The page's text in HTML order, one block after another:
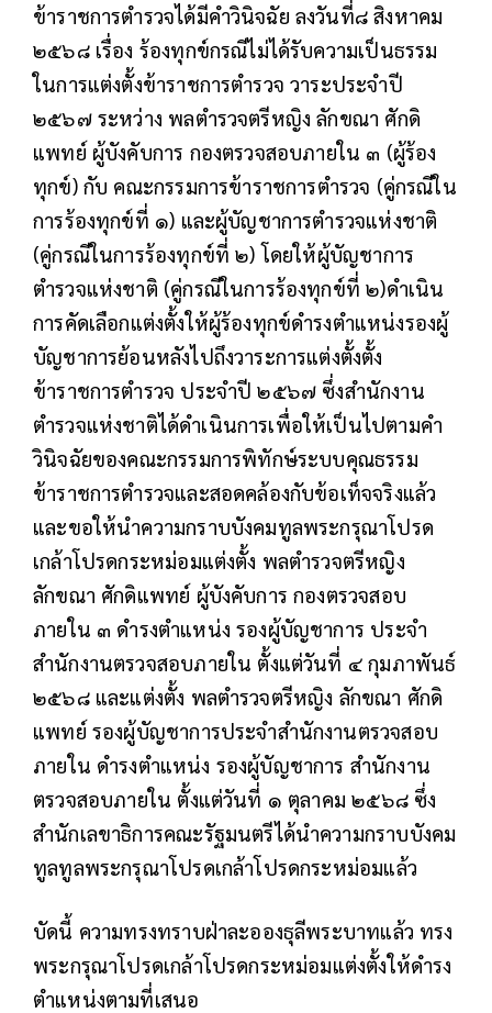
ข้าราชการตำรวจได้มีคำวินิจฉัย ลงวันที่๘ สิงหาคม
๒๕๖๘ เรื่อง ร้องทุกข์กรณีไม่ได้รับความเป็นธรรม
ในการแต่งตั้งข้าราชการตำรวจ วาระประจำปี
๒๕๖๗ ระหว่าง พลตำรวจตรีหญิง ลักขณา ศักดิ
แพทย์ ผู้บังคับการ กองตรวจสอบภายใน ๓ (ผู้ร้อง
ทุกข์) กับ คณะกรรมการข้าราชการตำรวจ (คู่กรณีใน
การร้องทุกข์ที่ ๑) และผู้บัญชาการตำรวจแห่งชาติ
(คู่กรณีในการร้องทุกข์ที่ ๒) โดยให้ผู้บัญชาการ
ตำรวจแห่งชาติ (คู่กรณีในการร้องทุกข์ที่ ๒)ดำเนิน
การคัดเลือกแต่งตั้งให้ผู้ร้องทุกข์ดำรงตำแหน่งรองผู้
บัญชาการย้อนหลังไปถึงวาระการแต่งตั้งตั้ง
ข้าราชการตำรวจ ประจำปี ๒๕๖๗ ซึ่งสำนักงาน
ตำรวจแห่งชาติได้ดำเนินการเพื่อให้เป็นไปตามคำ
วินิจฉัยของคณะกรรมการพิทักษ์ระบบคุณธรรม
ข้าราชการตำรวจและสอดคล้องกับข้อเท็จจริงแล้ว
และขอให้นำความกราบบังคมทูลพระกรุณาโปรด
เกล้าโปรดกระหม่อมแต่งตั้ง พลตำรวจตรีหญิง
ลักขณา ศักดิแพทย์ ผู้บังคับการ กองตรวจสอบ
ภายใน ๓ ดำรงตำแหน่ง รองผู้บัญชาการ ประจำ
สำนักงานตรวจสอบภายใน ตั้งแต่วันที่ ๔ กุมภาพันธ์
๒๕๖๘ และแต่งตั้ง พลตำรวจตรีหญิง ลักขณา ศักดิ
แพทย์ รองผู้บัญชาการประจำสำนักงานตรวจสอบ
ภายใน ดำรงตำแหน่ง รองผู้บัญชาการ สำนักงาน
ตรวจสอบภายใน ตั้งแต่วันที่ ๑ ตุลาคม ๒๕๖๘ ซึ่ง
สำนักเลขาธิการคณะรัฐมนตรีได้นำความกราบบังคม
ทูลทูลพระกรุณาโปรดเกล้าโปรดกระหม่อมแล้ว
บัดนี้ ความทรงทราบฝ่าละอองธุลีพระบาทแล้ว ทรง
พระกรุณาโปรดเกล้าโปรดกระหม่อมแต่งตั้งให้ดำรง
ตำแหน่งตามที่เสนอ